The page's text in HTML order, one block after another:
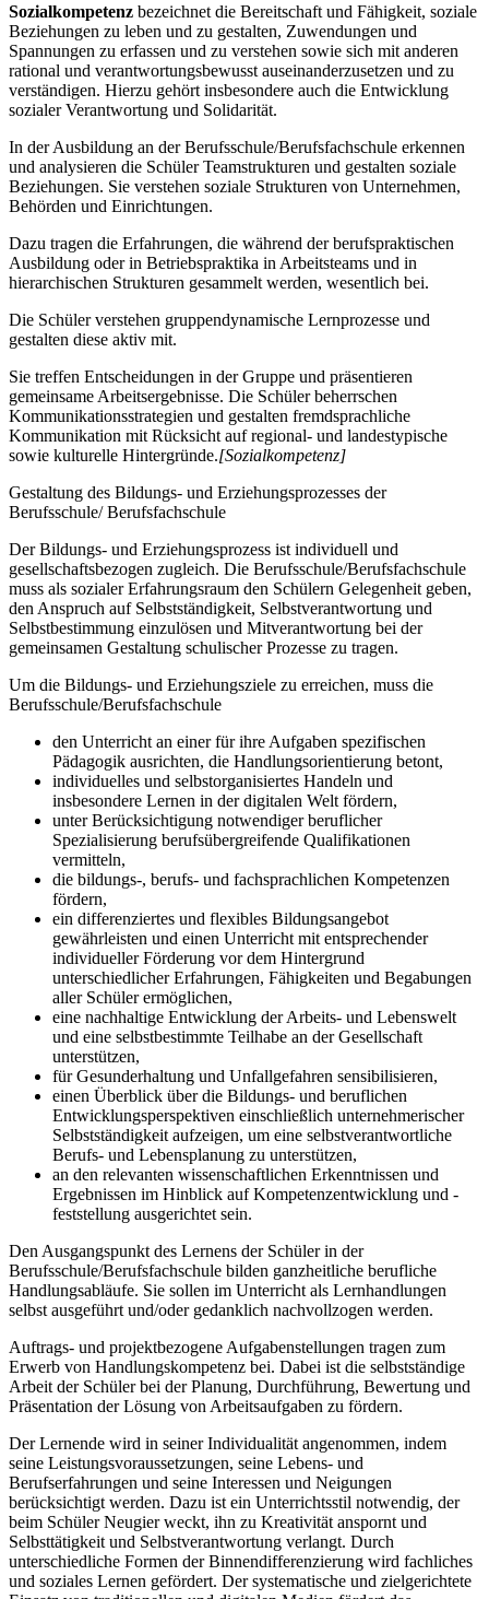
Sozialkompetenz bezeichnet die Bereitschaft und Fähigkeit, soziale
Beziehungen zu leben und zu gestalten, Zuwendungen und
Spannungen zu erfassen und zu verstehen sowie sich mit anderen
rational und verantwortungsbewusst auseinanderzusetzen und zu
verständigen. Hierzu gehört insbesondere auch die Entwicklung
sozialer Verantwortung und Solidarität.
In der Ausbildung an der Berufsschule/Berufsfachschule erkennen
und analysieren die Schüler Teamstrukturen und gestalten soziale
Beziehungen. Sie verstehen soziale Strukturen von Unternehmen,
Behörden und Einrichtungen.
Dazu tragen die Erfahrungen, die während der berufspraktischen
Ausbildung oder in Betriebspraktika in Arbeitsteams und in
hierarchischen Strukturen gesammelt werden, wesentlich bei.
Die Schüler verstehen gruppendynamische Lernprozesse und
gestalten diese aktiv mit.
Sie treffen Entscheidungen in der Gruppe und präsentieren
gemeinsame Arbeitsergebnisse. Die Schüler beherrschen
Kommunikationsstrategien und gestalten fremdsprachliche
Kommunikation mit Rücksicht auf regional- und landestypische
sowie kulturelle Hintergründe.[Sozialkompetenz]
Gestaltung des Bildungs- und Erziehungsprozesses der
Berufsschule/ Berufsfachschule
Der Bildungs- und Erziehungsprozess ist individuell und
gesellschaftsbezogen zugleich. Die Berufsschule/Berufsfachschule
muss als sozialer Erfahrungsraum den Schülern Gelegenheit geben,
den Anspruch auf Selbstständigkeit, Selbstverantwortung und
Selbstbestimmung einzulösen und Mitverantwortung bei der
gemeinsamen Gestaltung schulischer Prozesse zu tragen.
Um die Bildungs- und Erziehungsziele zu erreichen, muss die
Berufsschule/Berufsfachschule
den Unterricht an einer für ihre Aufgaben spezifischen
Pädagogik ausrichten, die Handlungsorientierung betont,
individuelles und selbstorganisiertes Handeln und
insbesondere Lernen in der digitalen Welt fördern,
unter Berücksichtigung notwendiger beruflicher
Spezialisierung berufsübergreifende Qualifikationen
vermitteln,
die bildungs-, berufs- und fachsprachlichen Kompetenzen
fördern,
ein differenziertes und flexibles Bildungsangebot
gewährleisten und einen Unterricht mit entsprechender
individueller Förderung vor dem Hintergrund
unterschiedlicher Erfahrungen, Fähigkeiten und Begabungen
aller Schüler ermöglichen,
eine nachhaltige Entwicklung der Arbeits- und Lebenswelt
und eine selbstbestimmte Teilhabe an der Gesellschaft
unterstützen,
für Gesunderhaltung und Unfallgefahren sensibilisieren,
einen Überblick über die Bildungs- und beruflichen
Entwicklungsperspektiven einschließlich unternehmerischer
Selbstständigkeit aufzeigen, um eine selbstverantwortliche
Berufs- und Lebensplanung zu unterstützen,
an den relevanten wissenschaftlichen Erkenntnissen und
Ergebnissen im Hinblick auf Kompetenzentwicklung und -
feststellung ausgerichtet sein.
Den Ausgangspunkt des Lernens der Schüler in der
Berufsschule/Berufsfachschule bilden ganzheitliche berufliche
Handlungsabläufe. Sie sollen im Unterricht als Lernhandlungen
selbst ausgeführt und/oder gedanklich nachvollzogen werden.
Auftrags- und projektbezogene Aufgabenstellungen tragen zum
Erwerb von Handlungskompetenz bei. Dabei ist die selbstständige
Arbeit der Schüler bei der Planung, Durchführung, Bewertung und
Präsentation der Lösung von Arbeitsaufgaben zu fördern.
Der Lernende wird in seiner Individualität angenommen, indem
seine Leistungsvoraussetzungen, seine Lebens- und
Berufserfahrungen und seine Interessen und Neigungen
berücksichtigt werden. Dazu ist ein Unterrichtsstil notwendig, der
beim Schüler Neugier weckt, ihn zu Kreativität anspornt und
Selbsttätigkeit und Selbstverantwortung verlangt. Durch
unterschiedliche Formen der Binnendifferenzierung wird fachliches
und soziales Lernen gefördert. Der systematische und zielgerichtete